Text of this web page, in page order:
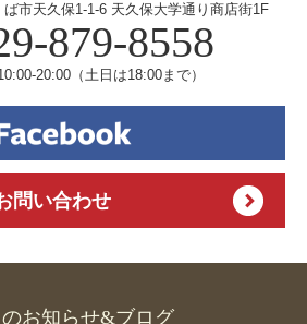
市天久保1-1-6 天久保大学通り商店街1F
879-8558
20:00 （土日は18:00まで）
問い合わせ
お知らせ&ブログ